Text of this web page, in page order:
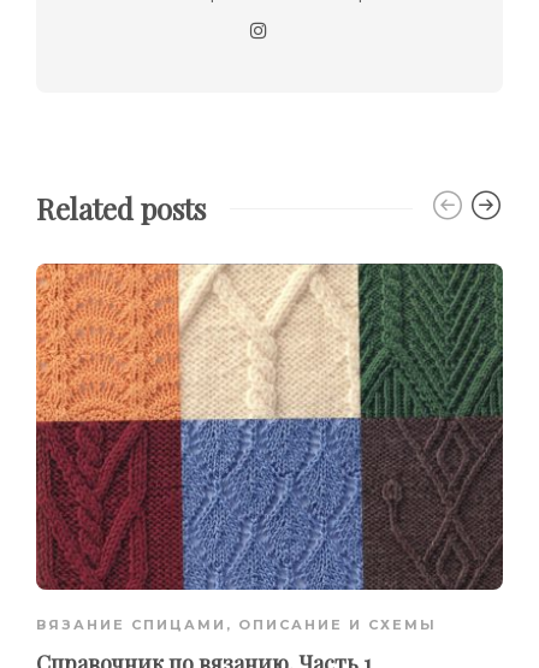
Related posts
ВЯЗАНИЕ СПИЦАМИ , ОПИСАНИЕ И СХЕМЫ